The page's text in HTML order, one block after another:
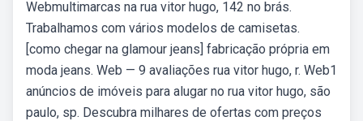
Webmultimarcas na rua vitor hugo, 142 no brás.
Trabalhamos com vários modelos de camisetas.
[como chegar na glamour jeans] fabricação própria em
moda jeans. Web — 9 avaliações rua vitor hugo, r. Web1
anúncios de imóveis para alugar no rua vitor hugo, são
paulo, sp. Descubra milhares de ofertas com preços